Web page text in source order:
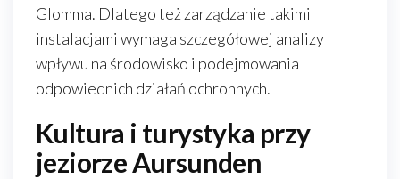
Glomma. Dlatego też zarządzanie takimi
instalacjami wymaga szczegółowej analizy
wpływu na środowisko i podejmowania
odpowiednich działań ochronnych.
Kultura i turystyka przy
jeziorze Aursunden